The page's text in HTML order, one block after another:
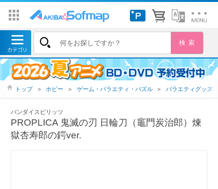
トップ ＞ ホビー ＞ ゲーム・バラエティ・パズル ＞ バラエティグッズ
バンダイスピリッツ
PROPLICA 鬼滅の刃 日輪刀（竈門炭治郎）煉
獄杏寿郎の鍔ver.